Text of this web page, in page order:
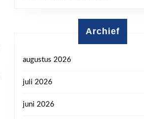
Archief
augustus 2026
juli 2026
juni 2026